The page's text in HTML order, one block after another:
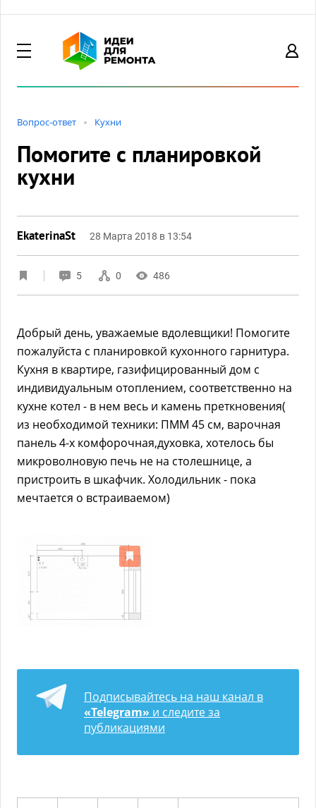
Вопрос-ответ Кухни
Помогите с планировкой
кухни
EkaterinaSt 28 Марта 2018 в 13:54
5 0 486
Добрый день, уважаемые вдолевщики! Помогите
пожалуйста с планировкой кухонного гарнитура.
Кухня в квартире, газифицированный дом с
индивидуальным отоплением, соответственно на
кухне котел - в нем весь и камень преткновения(
из необходимой техники: ПММ 45 см, варочная
панель 4-х комфорочная,духовка, хотелось бы
микроволновую печь не на столешнице, а
пристроить в шкафчик. Холодильник - пока
мечтается о встраиваемом)
Подписывайтесь на наш канал в
«Telegram» и следите за
публикациями